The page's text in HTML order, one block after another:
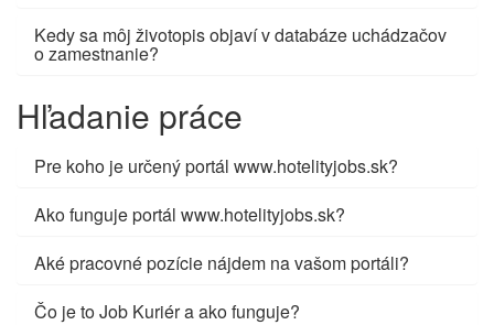
Kedy sa môj životopis objaví v databáze uchádzačov
o zamestnanie?
Hľadanie práce
Pre koho je určený portál www.hotelityjobs.sk?
Ako funguje portál www.hotelityjobs.sk?
Aké pracovné pozície nájdem na vašom portáli?
Čo je to Job Kuriér a ako funguje?